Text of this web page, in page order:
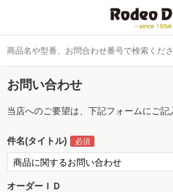
お問い合わせ
当店へのご要望は、下記フォームにご記
件名(タイトル)
オーダーＩＤ